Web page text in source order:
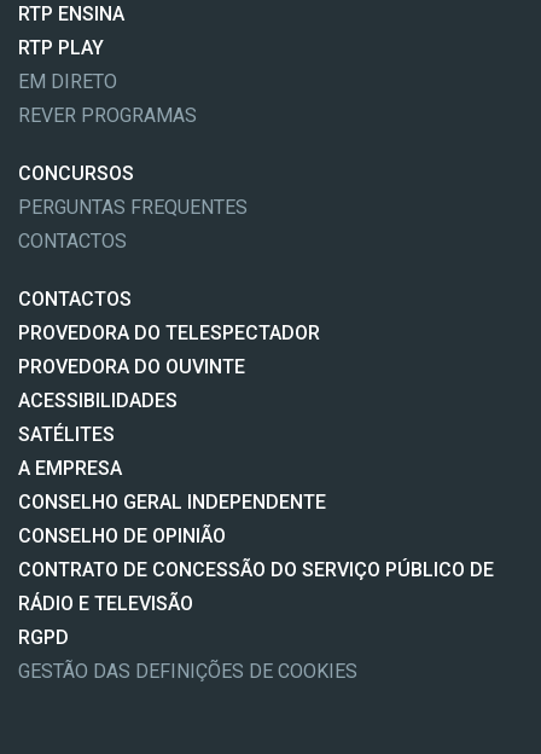
RTP ENSINA
RTP PLAY
EM DIRETO
REVER PROGRAMAS
CONCURSOS
PERGUNTAS FREQUENTES
CONTACTOS
CONTACTOS
PROVEDORA DO TELESPECTADOR
PROVEDORA DO OUVINTE
ACESSIBILIDADES
SATÉLITES
A EMPRESA
CONSELHO GERAL INDEPENDENTE
CONSELHO DE OPINIÃO
CONTRATO DE CONCESSÃO DO SERVIÇO PÚBLICO DE
RÁDIO E TELEVISÃO
RGPD
GESTÃO DAS DEFINIÇÕES DE COOKIES